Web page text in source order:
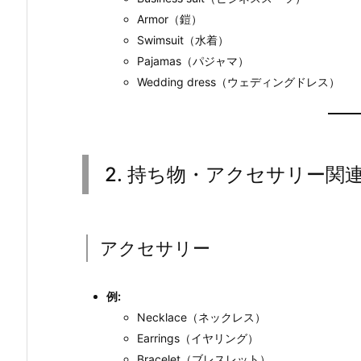
Armor（鎧）
Swimsuit（水着）
Pajamas（パジャマ）
Wedding dress（ウェディングドレス）
2. 持ち物・アクセサリー関
アクセサリー
例:
Necklace（ネックレス）
Earrings（イヤリング）